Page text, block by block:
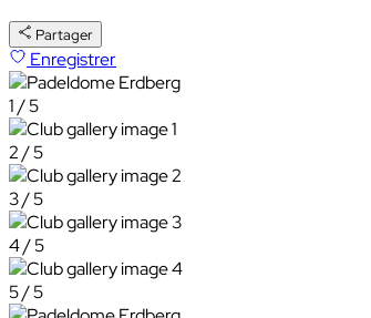
Partager
Enregistrer
1 / 5
2 / 5
3 / 5
4 / 5
5 / 5